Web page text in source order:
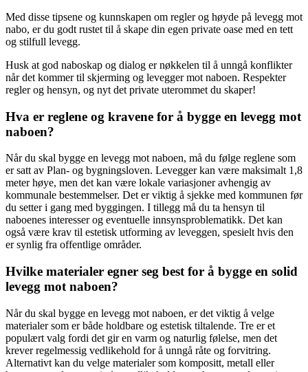
Med disse tipsene og kunnskapen om regler og høyde på levegg mot
nabo, er du godt rustet til å skape din egen private oase med en tett
og stilfull levegg.
Husk at god naboskap og dialog er nøkkelen til å unngå konflikter
når det kommer til skjerming og levegger mot naboen. Respekter
regler og hensyn, og nyt det private uterommet du skaper!
Hva er reglene og kravene for å bygge en levegg mot
naboen?
Når du skal bygge en levegg mot naboen, må du følge reglene som
er satt av Plan- og bygningsloven. Levegger kan være maksimalt 1,8
meter høye, men det kan være lokale variasjoner avhengig av
kommunale bestemmelser. Det er viktig å sjekke med kommunen før
du setter i gang med byggingen. I tillegg må du ta hensyn til
naboenes interesser og eventuelle innsynsproblematikk. Det kan
også være krav til estetisk utforming av leveggen, spesielt hvis den
er synlig fra offentlige områder.
Hvilke materialer egner seg best for å bygge en solid
levegg mot naboen?
Når du skal bygge en levegg mot naboen, er det viktig å velge
materialer som er både holdbare og estetisk tiltalende. Tre er et
populært valg fordi det gir en varm og naturlig følelse, men det
krever regelmessig vedlikehold for å unngå råte og forvitring.
Alternativt kan du velge materialer som kompositt, metall eller